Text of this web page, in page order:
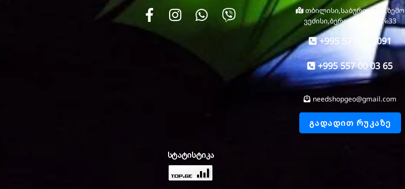
Facebook instagram Whatsapp
თბილისი,საბურთალო,ზემო
ვეძისი,ბერიტაშვილი №33
+995 571 000 091
+995 557 00 03 65
needshopgeo@gmail.com
ᲒᲐᲓᲐᲓᲘᲗ ᲠᲣᲙᲐᲖᲔ
სტატისტიკა